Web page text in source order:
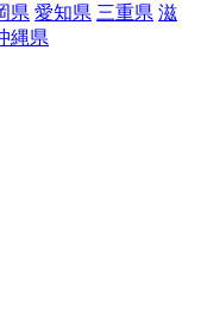
県 愛知県 三重県 滋
縄県